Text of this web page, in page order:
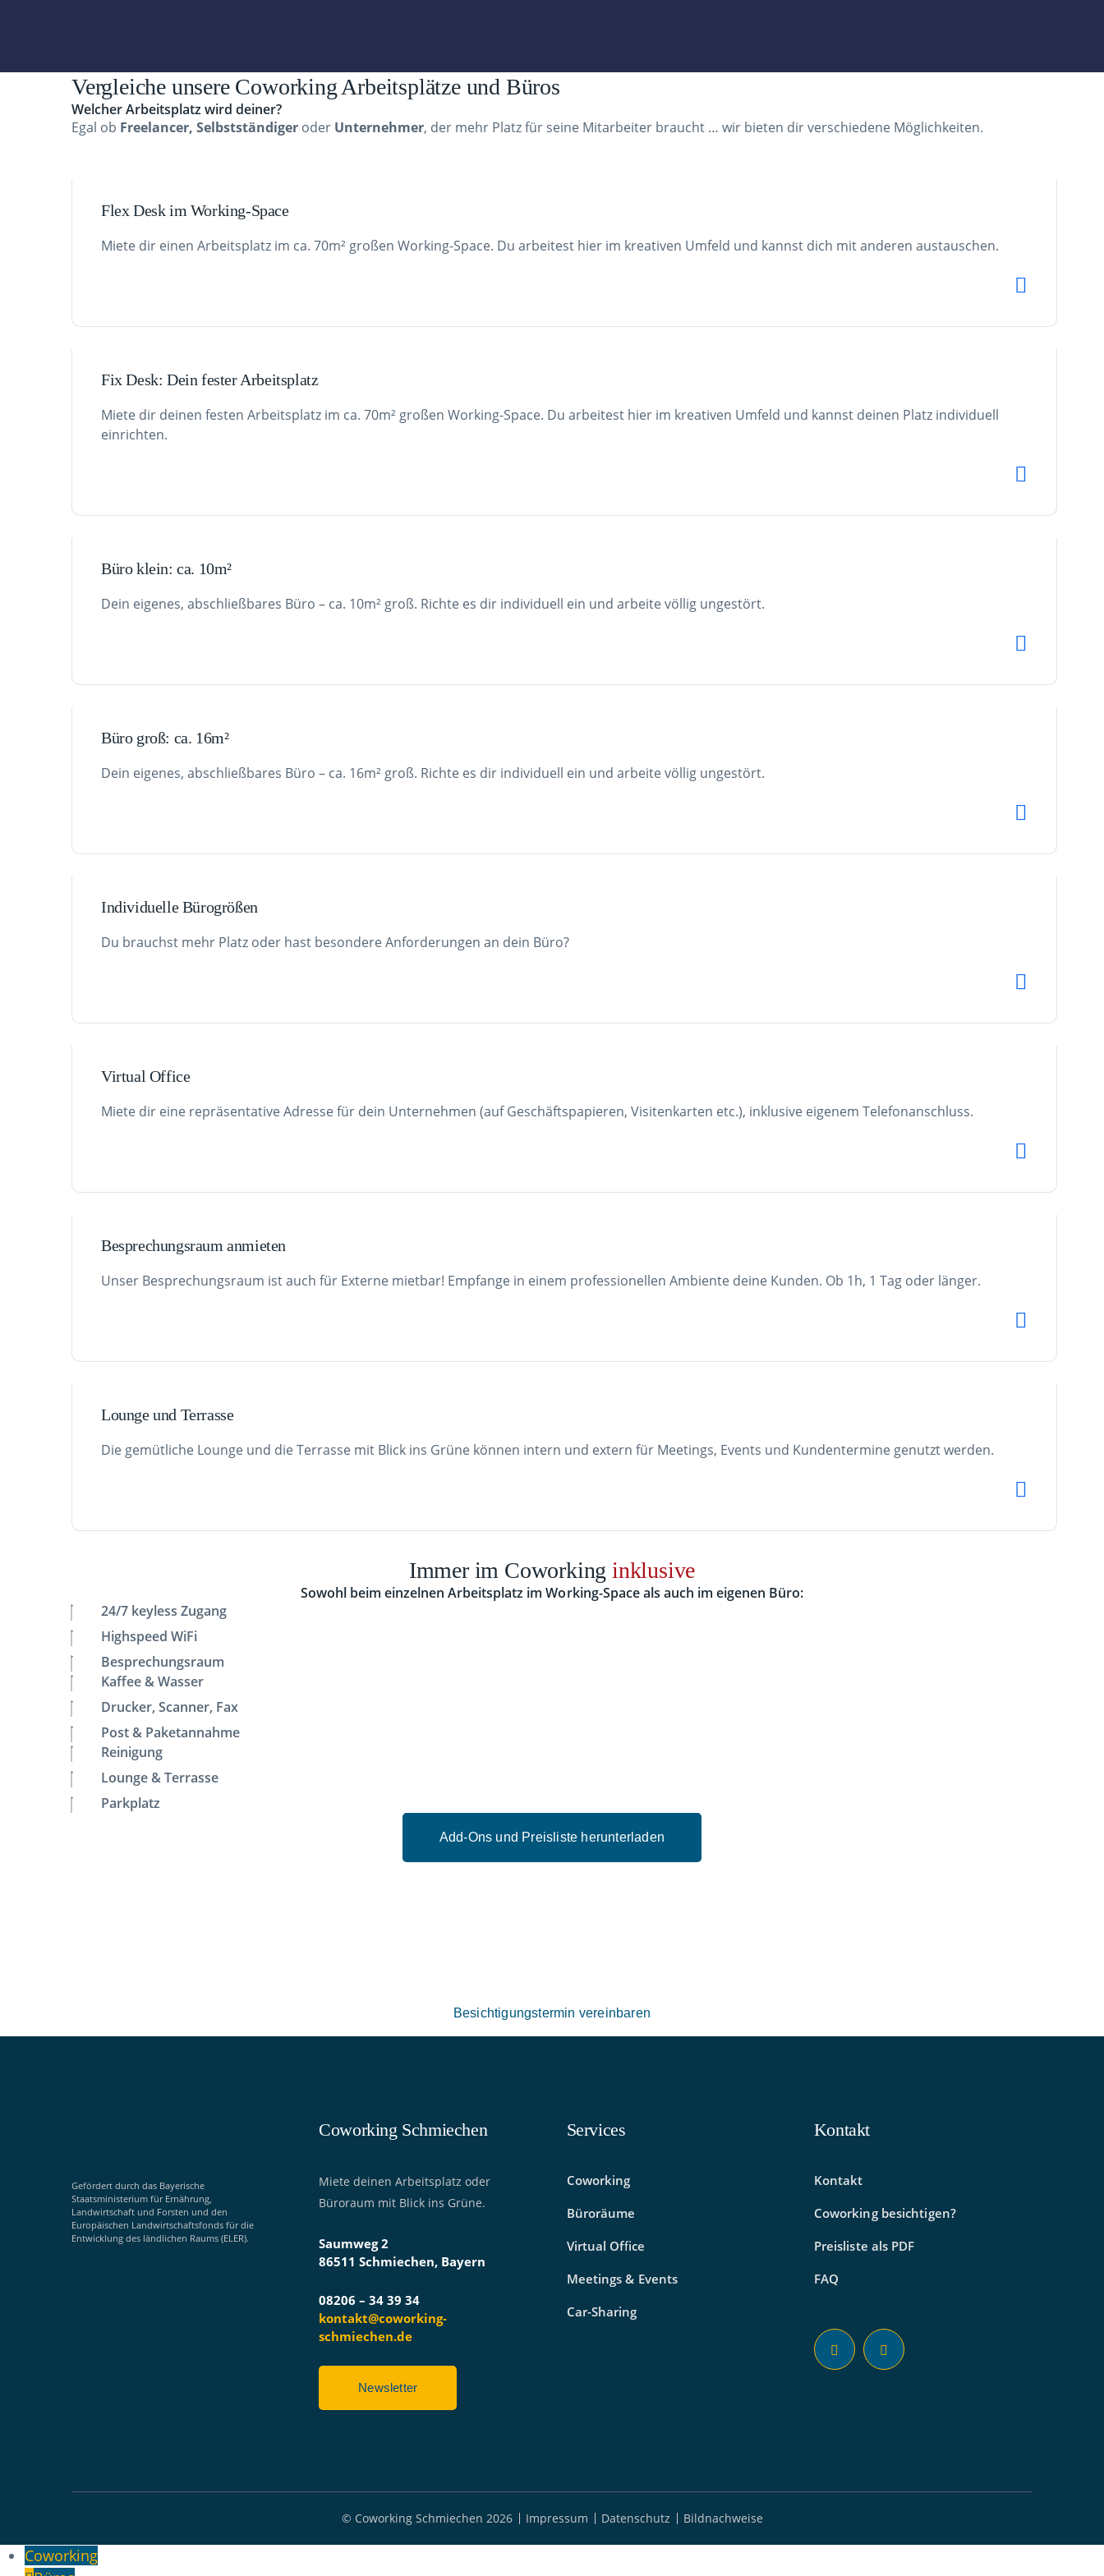
Vergleiche unsere Coworking Arbeitsplätze und Büros
Welcher Arbeitsplatz wird deiner?
Egal ob Freelancer, Selbstständiger oder Unternehmer, der mehr Platz für seine Mitarbeiter braucht … wir bieten dir verschiedene Möglichkeiten.
Flex Desk im Working-Space
Miete dir einen Arbeitsplatz im ca. 70m² großen Working-Space. Du arbeitest hier im kreativen Umfeld und kannst dich mit anderen austauschen.
Fix Desk: Dein fester Arbeitsplatz
Miete dir deinen festen Arbeitsplatz im ca. 70m² großen Working-Space. Du arbeitest hier im kreativen Umfeld und kannst deinen Platz individuell
einrichten.
Büro klein: ca. 10m²
Dein eigenes, abschließbares Büro – ca. 10m² groß. Richte es dir individuell ein und arbeite völlig ungestört.
Büro groß: ca. 16m²
Dein eigenes, abschließbares Büro – ca. 16m² groß. Richte es dir individuell ein und arbeite völlig ungestört.
Individuelle Bürogrößen
Du brauchst mehr Platz oder hast besondere Anforderungen an dein Büro?
Virtual Office
Miete dir eine repräsentative Adresse für dein Unternehmen (auf Geschäftspapieren, Visitenkarten etc.), inklusive eigenem Telefonanschluss.
Besprechungsraum anmieten
Unser Besprechungsraum ist auch für Externe mietbar! Empfange in einem professionellen Ambiente deine Kunden. Ob 1h, 1 Tag oder länger.
Lounge und Terrasse
Die gemütliche Lounge und die Terrasse mit Blick ins Grüne können intern und extern für Meetings, Events und Kundentermine genutzt werden.
Immer im Coworking inklusive
Sowohl beim einzelnen Arbeitsplatz im Working-Space als auch im eigenen Büro:
24/7 keyless Zugang
Highspeed WiFi
Besprechungsraum
Kaffee & Wasser
Drucker, Scanner, Fax
Post & Paketannahme
Reinigung
Lounge & Terrasse
Parkplatz
Add-Ons und Preisliste herunterladen
Besichtigungstermin vereinbaren
Gefördert durch das Bayerische
Staatsministerium für Ernährung,
Landwirtschaft und Forsten und den
Europäischen Landwirtschaftsfonds für die
Entwicklung des ländlichen Raums (ELER).
Coworking Schmiechen
Miete deinen Arbeitsplatz oder
Büroraum mit Blick ins Grüne.
Saumweg 2
86511 Schmiechen, Bayern
08206 – 34 39 34
kontakt@coworking-
schmiechen.de
Newsletter
Services
Coworking
Büroräume
Virtual Office
Meetings & Events
Car-Sharing
Kontakt
Kontakt
Coworking besichtigen?
Preisliste als PDF
FAQ
© Coworking Schmiechen 2026 Impressum Datenschutz Bildnachweise
Coworking